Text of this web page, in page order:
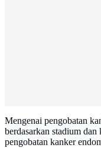
Mengenai pengobatan
berdasarkan stadium
pengobatan kanker